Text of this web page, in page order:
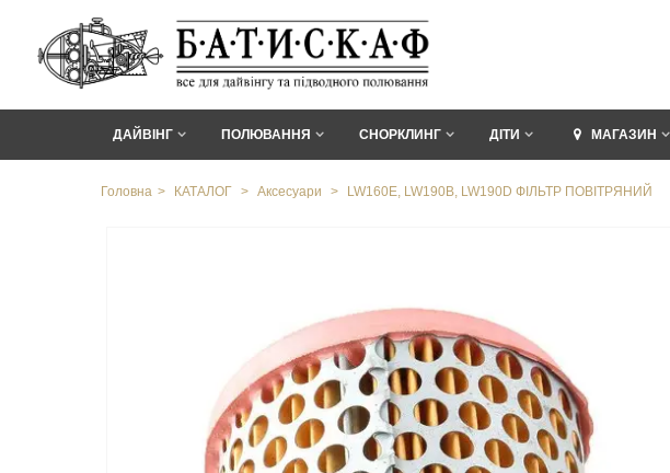
ДАЙВІНГ ПОЛЮВАННЯ СНОРКЛИНГ ДІТИ МАГАЗИН
Головна > КАТАЛОГ > Аксесуари > LW160E, LW190B, LW190D ФІЛЬТР ПОВІТРЯНИЙ